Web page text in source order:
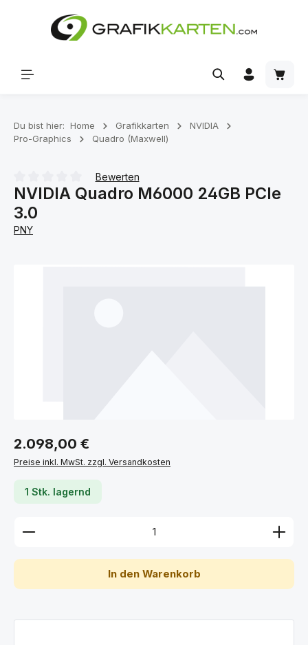
Zum Hauptinhalt springen
Du bist hier: Home Grafikkarten
NVIDIA
Pro-Graphics
Quadro (Maxwell)
Durchschnittliche Bewertung von 0 von 5 Sternen
Bewerten
NVIDIA Quadro M6000 24GB PCIe
3.0
PNY
Regulärer Preis:
2.098,00 €
Preise inkl. MwSt. zzgl. Versandkosten
1 Stk. lagernd
Produkt Anzahl: Gib den gewünschten Wert ein
In den Warenkorb